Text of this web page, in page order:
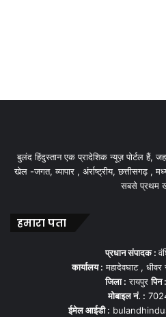
बुलंद हिंदुस्तान एक प्रादेशिक न्यूज़ पोर्टल हैं,
खेल -जगत, व्यापार , अंर्राष्ट्रीय, छत्तीसगढ़ ,
सबसे प्रथम
हमारा पता
प्रधान संपादक :
कार्यालय : महादेवघाट ,
जिला : रायपुरपिन :
मोबाइल नं. :
ईमेल आईडी :